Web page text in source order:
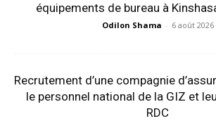
équipements de bureau à
Odilon Shama - 6 août 2026
Recrutement d’une compagnie
le personnel national de la GIZ et
RDC